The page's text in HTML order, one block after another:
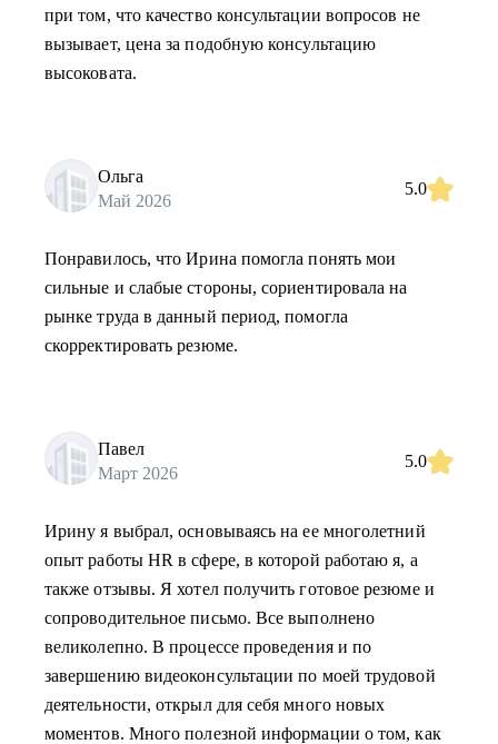
при том, что качество консультации вопросов не
вызывает, цена за подобную консультацию
высоковата.
Ольга
Май 2026
5.0
Понравилось, что Ирина помогла понять мои
сильные и слабые стороны, сориентировала на
рынке труда в данный период, помогла
скорректировать резюме.
Павел
Март 2026
5.0
Ирину я выбрал, основываясь на ее многолетний
опыт работы HR в сфере, в которой работаю я, а
также отзывы. Я хотел получить готовое резюме и
сопроводительное письмо. Все выполнено
великолепно. В процессе проведения и по
завершению видеоконсультации по моей трудовой
деятельности, открыл для себя много новых
моментов. Много полезной информации о том, как